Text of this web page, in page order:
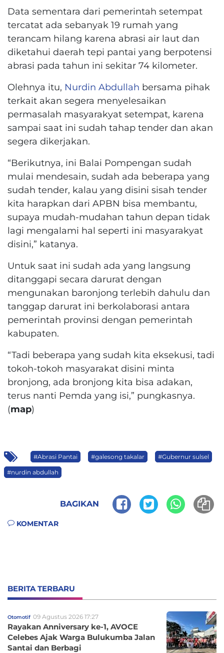
Data sementara dari pemerintah setempat
tercatat ada sebanyak 19 rumah yang
terancam hilang karena abrasi air laut dan
diketahui daerah tepi pantai yang berpotensi
abrasi pada tahun ini sekitar 74 kilometer.
Olehnya itu, Nurdin Abdullah bersama pihak
terkait akan segera menyelesaikan
permasalah masyarakyat setempat, karena
sampai saat ini sudah tahap tender dan akan
segera dikerjakan.
“Berikutnya, ini Balai Pompengan sudah
mulai mendesain, sudah ada beberapa yang
sudah tender, kalau yang disini sisah tender
kita harapkan dari APBN bisa membantu,
supaya mudah-mudahan tahun depan tidak
lagi mengalami hal seperti ini masyarakyat
disini,” katanya.
Untuk saat ini sudah ada yang langsung
ditanggapi secara darurat dengan
mengunakan baronjong terlebih dahulu dan
tanggap darurat ini berkolaborasi antara
pemerintah provinsi dengan pemerintah
kabupaten.
“Tadi beberapa yang sudah kita eksekusi, tadi
tokoh-tokoh masyarakat disini minta
bronjong, ada bronjong kita bisa adakan,
terus nanti Pemda yang isi,” pungkasnya.
(map)
#Abrasi Pantai #galesong takalar #Gubernur sulsel
#nurdin abdullah
BAGIKAN
KOMENTAR
BERITA TERBARU
Otomotif 09 Agustus 2026 17:27
Rayakan Anniversary ke-1, AVOCE
Celebes Ajak Warga Bulukumba Jalan
Santai dan Berbagi